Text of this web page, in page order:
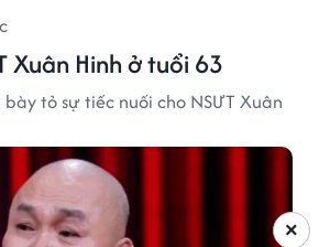
Xuân Hinh ở tuổi 63
tỏ sự tiếc nuối cho NSƯT Xuân
×